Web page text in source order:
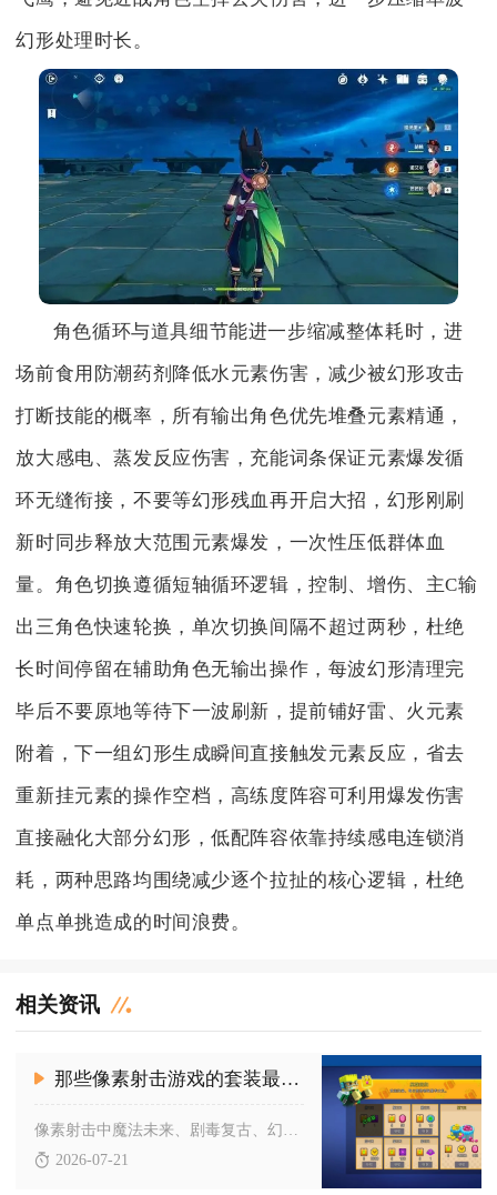
幻形处理时长。
角色循环与道具细节能进一步缩减整体耗时，进
场前食用防潮药剂降低水元素伤害，减少被幻形攻击
打断技能的概率，所有输出角色优先堆叠元素精通，
放大感电、蒸发反应伤害，充能词条保证元素爆发循
环无缝衔接，不要等幻形残血再开启大招，幻形刚刷
新时同步释放大范围元素爆发，一次性压低群体血
量。角色切换遵循短轴循环逻辑，控制、增伤、主C输
出三角色快速轮换，单次切换间隔不超过两秒，杜绝
长时间停留在辅助角色无输出操作，每波幻形清理完
毕后不要原地等待下一波刷新，提前铺好雷、火元素
附着，下一组幻形生成瞬间直接触发元素反应，省去
重新挂元素的操作空档，高练度阵容可利用爆发伤害
直接融化大部分幻形，低配阵容依靠持续感电连锁消
耗，两种思路均围绕减少逐个拉扯的核心逻辑，杜绝
单点单挑造成的时间浪费。
相关资讯
那些像素射击游戏的套装最让人眼前一亮
2026-07-21